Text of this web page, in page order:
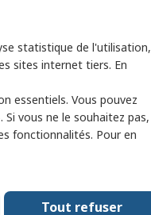
statistique de l'utilisation,
sites internet tiers. En
essentiels. Vous pouvez
vous ne le souhaitez pas,
fonctionnalités. Pour en
Tout refuser